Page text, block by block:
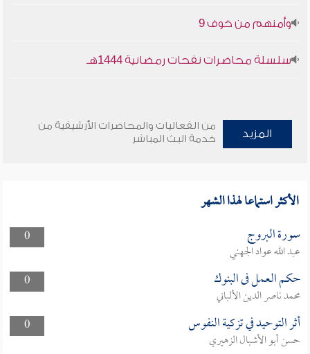
وأمنهم من خوف 9
سلسلة محاضرات نفحات رمضانية 1444هـ
المزيد
من الفعاليات والمحاضرات الأرشيفية من
خدمة البث المباشر
الأكثر استماعا لهذا الشهر
0 سورة البروج
عبد الله عواد الجهني
0
حكم العمل فى البنوك
محمد ناصر الدين الألباني
0
أثر التوحيد في تزكية النفوس
حسن أبو الأشبال الزهيري